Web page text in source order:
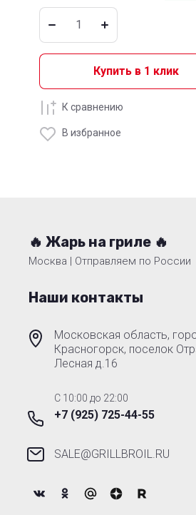
Купить в 1 клик
К сравнению
В избранное
🔥 Жарь на гриле 🔥
Москва | Отправляем по России
Наши контакты
Московская область,
Красногорск, поселок
Лесная д.16
C 10:00 до 22:00
+7 (925) 725-44-55
SALE@GRILLBROIL.RU